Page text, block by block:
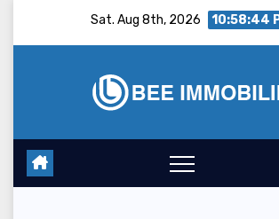
Sat. Aug 8th, 2026 10:58:45